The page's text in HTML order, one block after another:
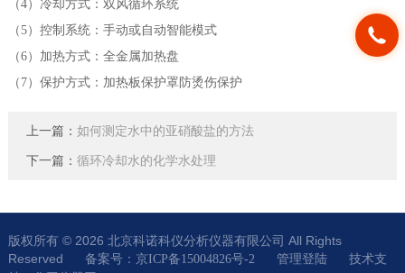
（4）冷却方式：双风循环系统
（5）控制系统：手动或自动智能模式
（6）加热方式：全金属加热盘
（7）保护方式：加热板保护罩防烫伤保护
上一篇： 如何测定水中的亚硝酸盐的方法
下一篇： 循环冷却水的化学水处理
版权所有 © 2026 北京科诺科仪分析仪器有限公司 All Rights
Reserved 备案号：京ICP备15004826号-2 管理登陆技术支